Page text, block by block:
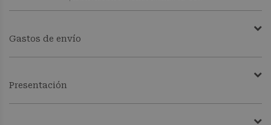
Gastos de envío
Presentación